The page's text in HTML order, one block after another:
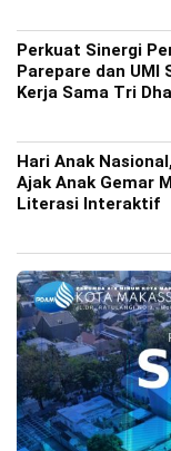
Perkuat Sinergi
Parepare dan UMI
Kerja Sama Tri
Hari Anak
Ajak Anak Gemar
Literasi Interaktif